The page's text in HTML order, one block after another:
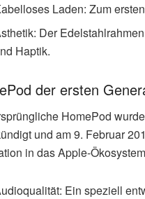
Laden: Zum
Der
Haptik.
der ersten
HomePod
und am 9. Februar
in das Apple-
Ein speziell